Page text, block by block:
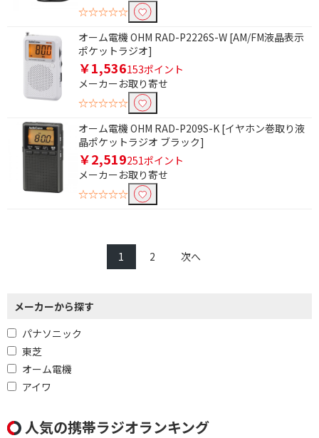
☆☆☆☆☆
オーム電機 OHM RAD-P2226S-W [AM/FM液晶表示
ポケットラジオ]
￥1,536153ポイント
メーカーお取り寄せ
☆☆☆☆☆
オーム電機 OHM RAD-P209S-K [イヤホン巻取り液
晶ポケットラジオ ブラック]
￥2,519251ポイント
メーカーお取り寄せ
☆☆☆☆☆
1 2 次へ
メーカーから探す
パナソニック
東芝
オーム電機
アイワ
人気の携帯ラジオランキング